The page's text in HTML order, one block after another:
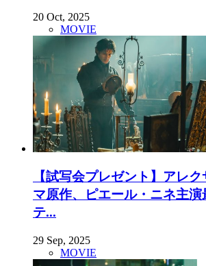
20 Oct, 2025
MOVIE
【試写会プレゼント】アレ
マ原作、ピエール・ニネ主演
テ...
29 Sep, 2025
MOVIE